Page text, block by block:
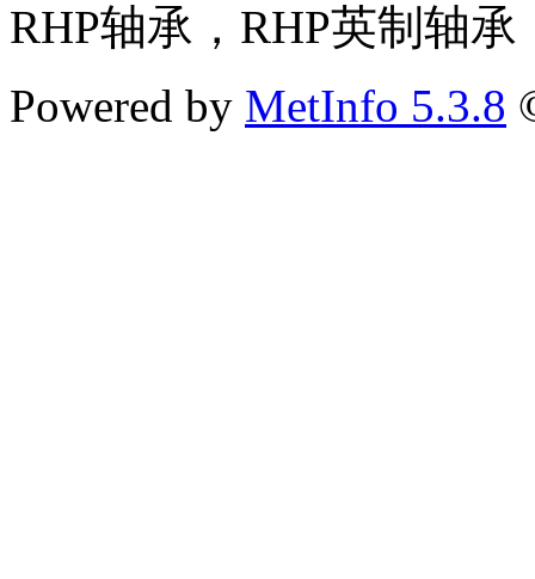
RHP轴承，RHP英制轴
Powered by MetInfo 5.3.8